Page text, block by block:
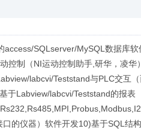
‌‌access/SQLserver/MySQL数据库
控制（NI运动控制助手,研华，凌
labcvi/Teststand与PLC交互
于Labview/labcvi/Teststand的报
的仪器）软件开发10)基于SQL